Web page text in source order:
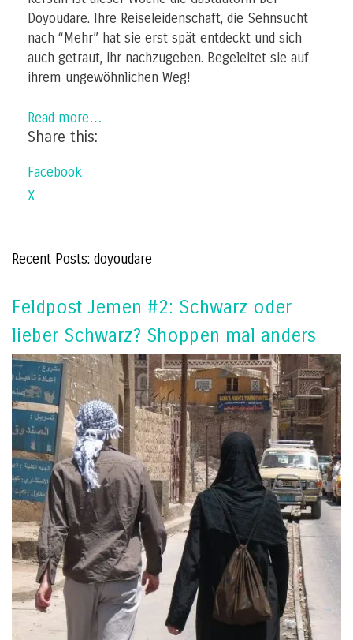
Doyoudare. Ihre Reiseleidenschaft, die Sehnsucht
nach “Mehr” hat sie erst spät entdeckt und sich
auch getraut, ihr nachzugeben. Begeleitet sie auf
ihrem ungewöhnlichen Weg!
Read more…
Share this:
Facebook
X
Recent Posts: doyoudare
Feldpost Jemen #2: Schwarz oder
lieber Schwarz? Shoppen mal anders